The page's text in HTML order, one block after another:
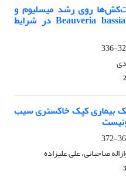
روی رشد میسلیوم و
تندش قارچ بیمارگر حشرات Beauveria bassiana در شرایط
بیماری کپک خاکستری سیب
صاحبانی، علی علیزاده